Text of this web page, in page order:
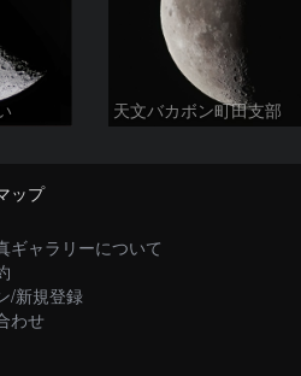
天文バカボン町田支部
ップ
ギャラリーについて
/新規登録
わせ